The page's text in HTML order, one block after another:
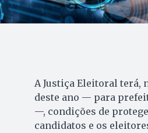
A Justiça Eleitoral terá,
deste ano — para
—, condições de
candidatos e os